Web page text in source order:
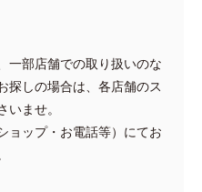
一部店舗での取り扱いのな
探しの場合は、各店舗のス
ませ。
ョップ・お電話等）にてお